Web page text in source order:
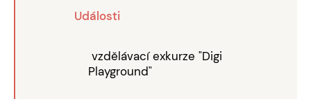
Události
vzdělávací exkurze "Digi
Playground"